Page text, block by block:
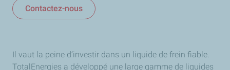
Contactez-nous
Il vaut la peine d’investir dans un liquide de frein fiable.
TotalEnergies a développé une large gamme de liquides